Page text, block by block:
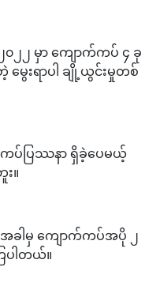
၂ မှာ ကျောက်ကပ် ၄ ခု
မွေးရာပါ ချို့ယွင်းမှုတစ်
ပ်ပြဿနာ ရှိခဲ့ပေမယ့်
။
ါမှ ကျောက်ကပ်အပို ၂
ပါတယ်။